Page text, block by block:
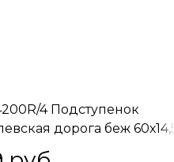
4 Подступенок
дорога беж 60х14,5